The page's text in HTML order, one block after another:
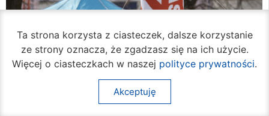
Ta strona korzysta z ciasteczek, dalsze korzystanie
ze strony oznacza, że zgadzasz się na ich użycie.
Więcej o ciasteczkach w naszej polityce prywatności.
Akceptuję